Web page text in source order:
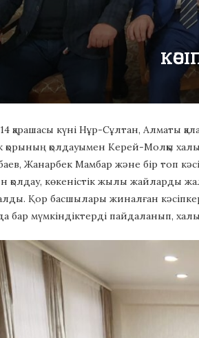
қарашасы күні Нұр-Сұлтан, Алматы
қорының қолдауымен Керей-Молқы
Жанарбек Мамбар және бір топ
қолдау, көкеністік жылы жайларды
Қор басшылары жиналған
бар мүмкіндіктерді пайдаланып,